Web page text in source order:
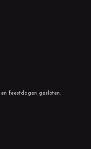
feestdagen gesloten.